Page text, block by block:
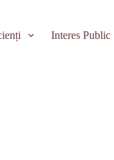
Interes Public